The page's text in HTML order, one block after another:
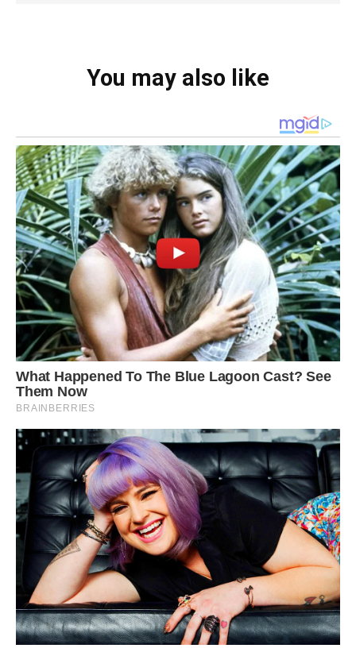
You may also like